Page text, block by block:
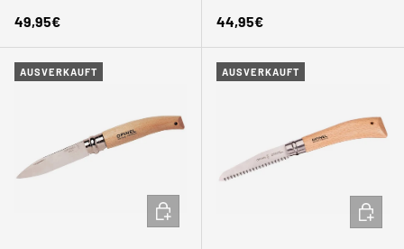
Normaler Preis
49,95€ Normaler Preis
44,95€
AUSVERKAUFT
IN DEN WARENKORB
AUSVERKAUFT
IN DEN